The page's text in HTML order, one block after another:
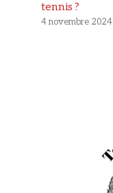
tennis ?
4 novembre 2024